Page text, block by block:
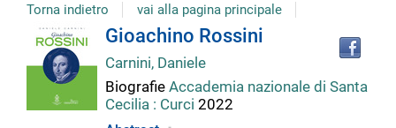
Torna indietro vai alla pagina principale
Dettaglio
del
Gioachino Rossini
Carnini, Daniele
Biografie Accademia nazionale di Santa
Cecilia : Curci 2022